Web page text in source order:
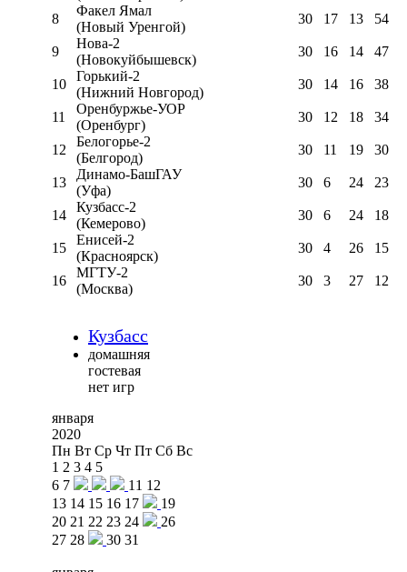
8
Факел Ямал
(Новый Уренгой)
30 17 13 54
9
Нова-2
(Новокуйбышевск)
30 16 14 47
10
Горький-2
(Нижний Новгород)
30 14 16 38
11
Оренбуржье-УОР
(Оренбург)
30 12 18 34
12
Белогорье-2
(Белгород)
30 11 19 30
13
Динамо-БашГАУ
(Уфа)
30 6 24 23
14
Кузбасс-2
(Кемерово)
30 6 24 18
15
Енисей-2
(Красноярск)
30 4 26 15
16
МГТУ-2
(Москва)
30 3 27 12
Кузбасс
домашняя
гостевая
нет игр
января
2020
Пн Вт Ср Чт Пт Сб Вс
1 2 3 4 5
6 7 11 12
13 14 15 16 17
19
20 21 22 23 24
26
27 28 30 31